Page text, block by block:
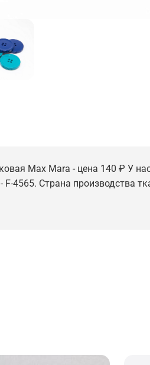
Max Mara - цена 140 ₽ У
F-4565. Страна производства